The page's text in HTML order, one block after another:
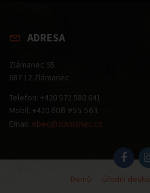
ADRESA
Zlámanec 95
687 12 Zlámanec
Telefon: +420 572 580 641
Mobil: +420 608 955 561
Email: obec@zlamanec.cz
Domů Úřední deska